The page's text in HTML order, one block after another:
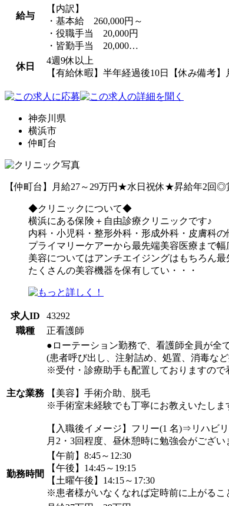
給与
【内訳】
・基本給 260,000円～
・役職手当 20,000円
・皆勤手当 20,000…
休日
4週9休以上
【有給休暇】半年経過後10日【休み備考
神奈川県
横浜市
仲町台
【仲町台】月給27～29万円★水日祝休★昇給年2
◆クリニックにつ
横浜にある保険＋自由診療クリニックです♪
内科・小児科・整形外科・形成外科・皮膚科
プライマリーケアーから最先端美容医療まで幅
美容についてはアンチエイジングはもちろん
たくさんの美容機器を保有してい・・・
求人ID
43292
職種
正看護師
主な業務
●ローテーション勤務で、看護師全員が全
(患者呼び出し、注射詰め、処置、消毒な
※受付・診療助手も配置しておりますので
【美容】手術介助、脱毛
※手術室未経験でも丁寧にお教えいたしま
【入職後イメージ】フリー(1 名)⇒リハビ
月2・3回程度、昼休憩時に勉強会がござい
勤務時間
【午前】8:45～12:30
【午後】14:45～19:15
【土曜午後】14:15～17:30
※患者様がいなくなれば定時前に上がるこ